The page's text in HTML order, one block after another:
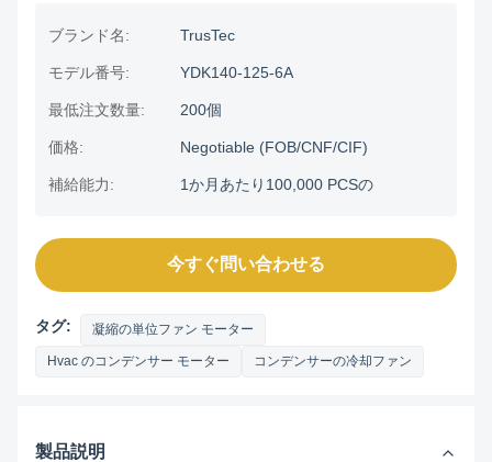
ブランド名: TrusTec
モデル番号: YDK140-125-6A
最低注文数量: 200個
価格: Negotiable (FOB/CNF/CIF)
補給能力: 1か月あたり100,000 PCSの
今すぐ問い合わせる
タグ: 凝縮の単位ファン モーター
Hvac のコンデンサー モーター コンデンサーの冷却ファン
製品説明